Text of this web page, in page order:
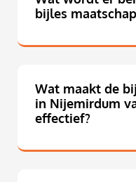
bijles
Wat maakt de
in Nijemirdum
effectief?